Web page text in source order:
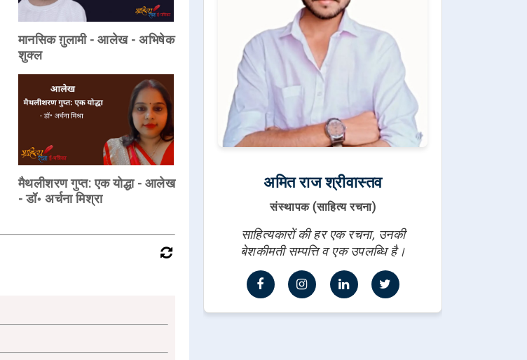
मानसिक ग़ुलामी - आलेख - अभिषेक
शुक्ल
मैथलीशरण गुप्त: एक योद्धा - आलेख
- डॉ॰ अर्चना मिश्रा
अमित राज श्रीवास्तव
संस्थापक (साहित्य रचना)
साहित्यकारों की हर एक रचना, उनकी
बेशकीमती सम्पत्ति व एक उपलब्धि है।